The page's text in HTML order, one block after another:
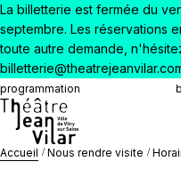
La billetterie est fermée du
septembre. Les réservations
toute autre demande,
programmation
Accueil Nous rendre visite